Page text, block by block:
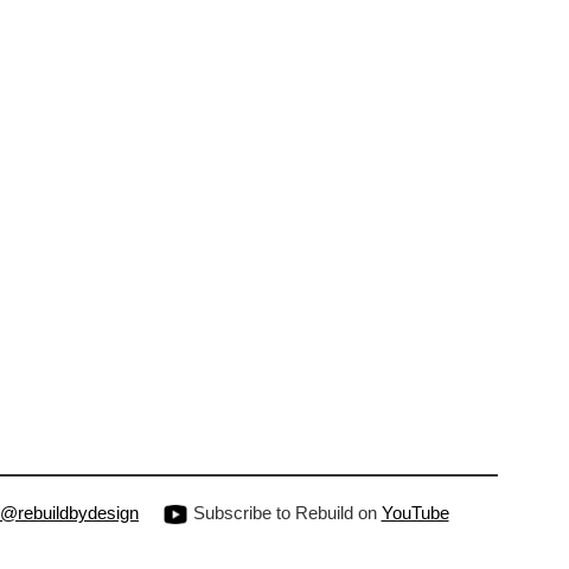
@rebuildbydesign Subscribe to Rebuild on YouTube